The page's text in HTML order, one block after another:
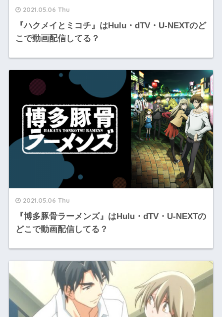
2021.05.06 Thu
『ハクメイとミコチ』はHulu・dTV・U-NEXTのど
こで動画配信してる？
2021.05.06 Thu
『博多豚骨ラーメンズ』はHulu・dTV・U-NEXTの
どこで動画配信してる？